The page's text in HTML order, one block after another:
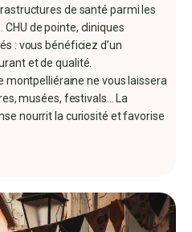
de santé parmi les
de pointe, cliniques
: vous bénéficiez d’un
et de qualité.
montpelliéraine ne vous laissera
musées, festivals... La
nourrit la curiosité et favorise